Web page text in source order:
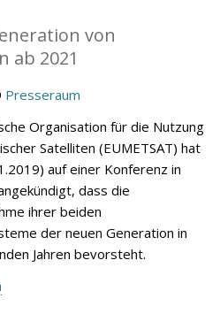
von
ab 2021
Presseraum
Organisation für die Nutzung
Satelliten (EUMETSAT) hat
auf einer Konferenz in
dass die
ihrer beiden
der neuen Generation in
Jahren bevorsteht.